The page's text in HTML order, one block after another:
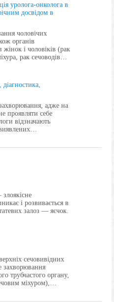
уролога-онколога в
досвідом в
чоловічих
органів
жінок і чоловіків (рак
рак сечоводів…
адже на
проявляти себе
відзначають
і розвивається в
залоз — яєчок.
сечовивідних
захворювання
трубчастого органу,
міхуром),…